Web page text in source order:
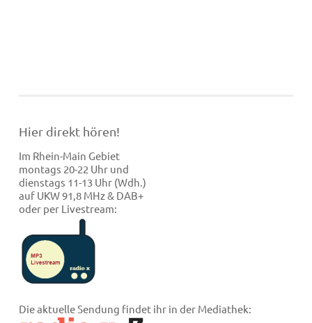
Hier direkt hören!
Im Rhein-Main Gebiet
montags 20-22 Uhr und
dienstags 11-13 Uhr (Wdh.)
auf UKW 91,8 MHz & DAB+
oder per Livestream:
Die aktuelle Sendung findet ihr in der Mediathek: